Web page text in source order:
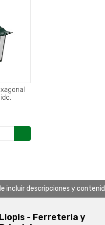
incluir descripciones y
Llopis - Ferreteria y